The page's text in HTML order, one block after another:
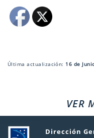
Última actualización: 16 de
VER
Dirección